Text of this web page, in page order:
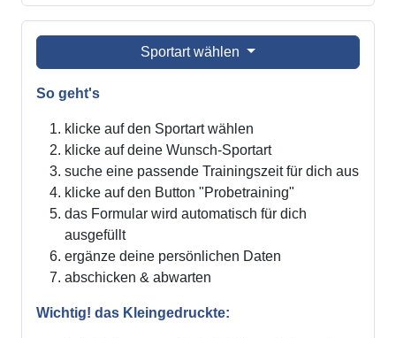
Sportart wählen
So geht's
klicke auf den Sportart wählen
klicke auf deine Wunsch-Sportart
suche eine passende Trainingszeit für dich aus
klicke auf den Button "Probetraining"
das Formular wird automatisch für dich
ausgefüllt
ergänze deine persönlichen Daten
abschicken & abwarten
Wichtig! das Kleingedruckte: